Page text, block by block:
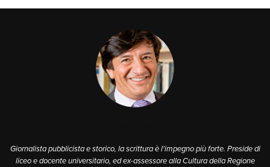
Giornalista pubblicista e storico, la scrittura è l'impegno più forte. Preside di
liceo e docente universitario, ed ex-assessore alla Cultura della Regione